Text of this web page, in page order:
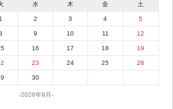
2026年9月
水 木 金 土
2 3 4 5
9 10 11 12
16 17 18 19
23 24 25 26
30